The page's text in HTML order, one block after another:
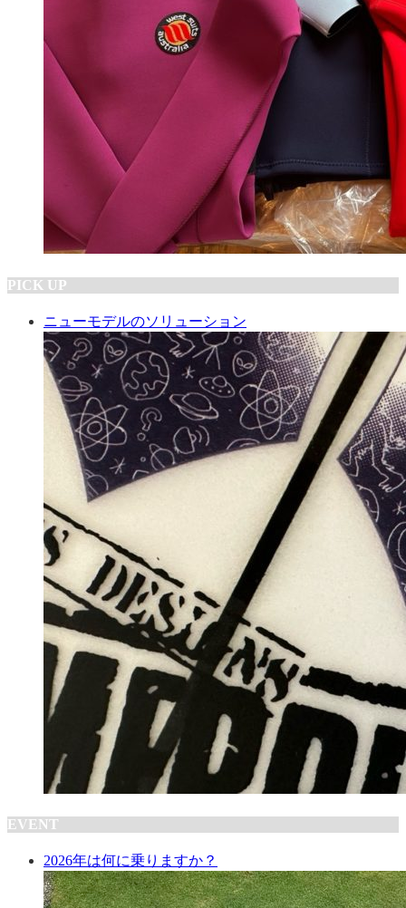
PICK UP
ニューモデルのソリューション
EVENT
2026年は何に乗りますか？